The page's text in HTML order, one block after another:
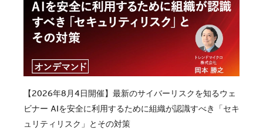
【2026年8月4日開催】最新のサイバーリスクを知るウェ
ビナー AIを安全に利用するために組織が認識すべき「セキ
ュリティリスク」とその対策